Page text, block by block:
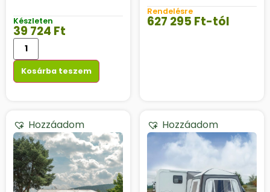
Készleten
39 724 Ft
Kosárba teszem
Rendelésre
627 295 Ft-tól
Hozzáadom Hozzáadom